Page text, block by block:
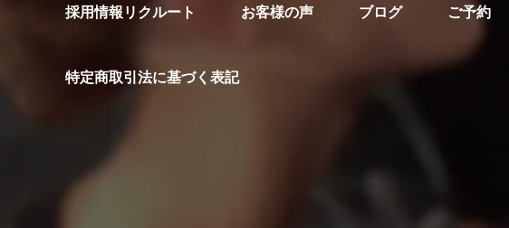
採用情報リクルート お客様の声 ブログ ご予約
特定商取引法に基づく表記